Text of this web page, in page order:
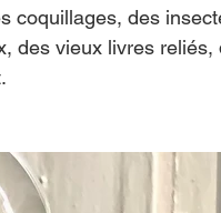
coquillages, des
des vieux livres